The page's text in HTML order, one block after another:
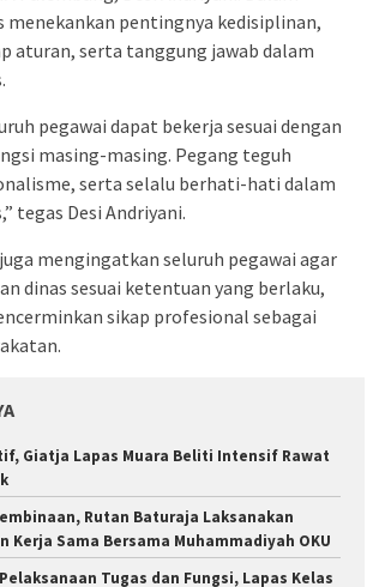
menekankan pentingnya kedisiplinan,
aturan, serta tanggung jawab dalam
pegawai dapat bekerja sesuai dengan
masing-masing. Pegang teguh
serta selalu berhati-hati dalam
tegas Desi Andriyani.
mengingatkan seluruh pegawai agar
dinas sesuai ketentuan yang berlaku,
sikap profesional sebagai
Giatja Lapas Muara Beliti Intensif Rawat
Rutan Baturaja Laksanakan
Kerja Sama Bersama Muhammadiyah OKU
Tugas dan Fungsi, Lapas Kelas